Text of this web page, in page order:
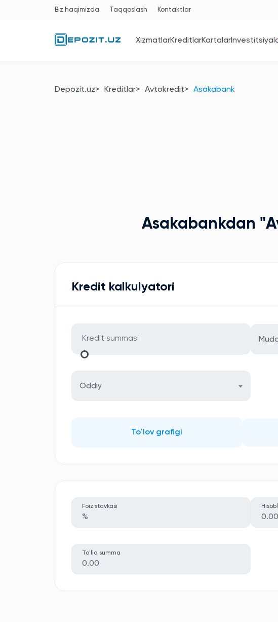
Biz haqimizda Taqqoslash Kontaktlar
XizmatlarKreditlarKartalar
Depozit.uz Kreditlar Avtokredit Asakabank
Asakabankdan
Kredit kalkulyatori
Oddiy
To'lov grafigi
Foiz stavkasi
% 0.00
To'liq summa
0.00